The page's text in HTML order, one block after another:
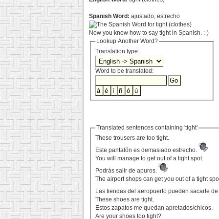
Spanish Word: ajustado, estrecho
Now you know how to say tight in Spanish. :-)
Lookup Another Word?
Translation type:
Word to be translated:
Translated sentences containing 'tight'
These trousers are too tight.
Este pantalón es demasiado estrecho.
You will manage to get out of a tight spot.
Podrás salir de apuros.
The airport shops can get you out of a tight
Las tiendas del aeropuerto pueden sacarte
These shoes are tight.
Estos zapatos me quedan apretados/chicos.
Are your shoes too tight?